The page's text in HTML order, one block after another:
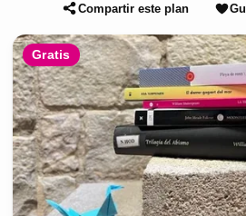
Compartir este plan
Gratis